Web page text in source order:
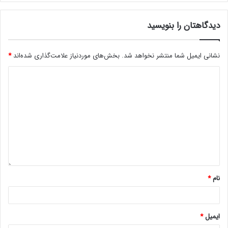
دیدگاهتان را بنویسید
نشانی ایمیل شما منتشر نخواهد شد. بخش‌های موردنیاز علامت‌گذاری شده‌اند*
نام*
ایمیل*